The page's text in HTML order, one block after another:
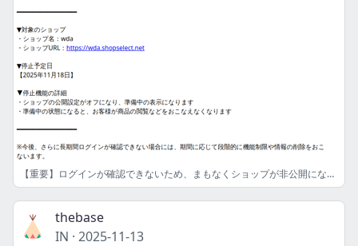
【重要】ログインが確認できないため、まもなくショップが非公開になります
thebase
IN · 2025-11-13